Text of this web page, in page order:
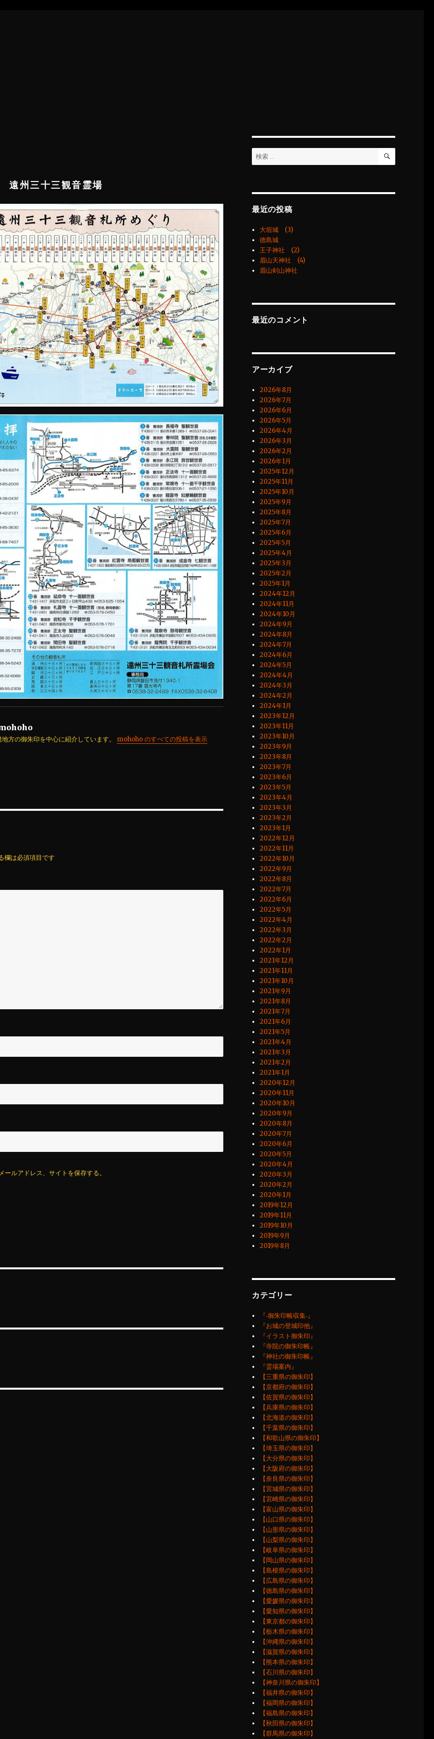
遠州三十三観音霊場
方の御朱印を中心に紹介しています。 mohoho のすべての投稿を表示
欄は必須項目です
ルアドレス、サイトを保存する。
検
索:
検
最近の投稿
大垣城 (3)
徳島城
王子神社 (2)
眉山天神社 (4)
眉山剣山神社
最近のコメント
アーカイブ
2026年8月
2026年7月
2026年6月
2026年5月
2026年4月
2026年3月
2026年2月
2026年1月
2025年12月
2025年11月
2025年10月
2025年9月
2025年8月
2025年7月
2025年6月
2025年5月
2025年4月
2025年3月
2025年2月
2025年1月
2024年12月
2024年11月
2024年10月
2024年9月
2024年8月
2024年7月
2024年6月
2024年5月
2024年4月
2024年3月
2024年2月
2024年1月
2023年12月
2023年11月
2023年10月
2023年9月
2023年8月
2023年7月
2023年6月
2023年5月
2023年4月
2023年3月
2023年2月
2023年1月
2022年12月
2022年11月
2022年10月
2022年9月
2022年8月
2022年7月
2022年6月
2022年5月
2022年4月
2022年3月
2022年2月
2022年1月
2021年12月
2021年11月
2021年10月
2021年9月
2021年8月
2021年7月
2021年6月
2021年5月
2021年4月
2021年3月
2021年2月
2021年1月
2020年12月
2020年11月
2020年10月
2020年9月
2020年8月
2020年7月
2020年6月
2020年5月
2020年4月
2020年3月
2020年2月
2020年1月
2019年12月
2019年11月
2019年10月
2019年9月
2019年8月
カテゴリー
『‐御朱印帳収集‐』
『お城の登城印他』
『イラスト御朱印』
『寺院の御朱印帳』
『神社の御朱印帳』
『霊場案内』
【三重県の御朱印】
【京都府の御朱印】
【佐賀県の御朱印】
【兵庫県の御朱印】
【北海道の御朱印】
【千葉県の御朱印】
【和歌山県の御朱印】
【埼玉県の御朱印】
【大分県の御朱印】
【大阪府の御朱印】
【奈良県の御朱印】
【宮城県の御朱印】
【宮崎県の御朱印】
【富山県の御朱印】
【山口県の御朱印】
【山形県の御朱印】
【山梨県の御朱印】
【岐阜県の御朱印】
【岡山県の御朱印】
【島根県の御朱印】
【広島県の御朱印】
【徳島県の御朱印】
【愛媛県の御朱印】
【愛知県の御朱印】
【東京都の御朱印】
【栃木県の御朱印】
【沖縄県の御朱印】
【滋賀県の御朱印】
【熊本県の御朱印】
【石川県の御朱印】
【神奈川県の御朱印】
【福井県の御朱印】
【福岡県の御朱印】
【福島県の御朱印】
【秋田県の御朱印】
【群馬県の御朱印】